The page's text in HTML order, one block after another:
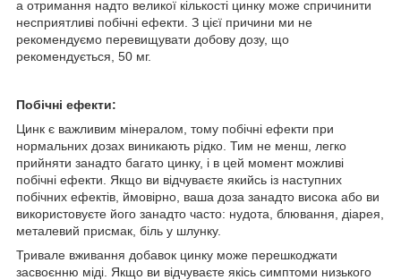
а отримання надто великої кількості цинку може спричинити
несприятливі побічні ефекти. З цієї причини ми не
рекомендуємо перевищувати добову дозу, що
рекомендується, 50 мг.
Побічні ефекти:
Цинк є важливим мінералом, тому побічні ефекти при
нормальних дозах виникають рідко. Тим не менш, легко
прийняти занадто багато цинку, і в цей момент можливі
побічні ефекти. Якщо ви відчуваєте якийсь із наступних
побічних ефектів, ймовірно, ваша доза занадто висока або ви
використовуєте його занадто часто: нудота, блювання, діарея,
металевий присмак, біль у шлунку.
Тривале вживання добавок цинку може перешкоджати
засвоєнню міді. Якщо ви відчуваєте якісь симптоми низького